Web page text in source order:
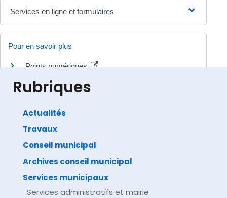
Services en ligne et formulaires
Pour en savoir plus
Points numériques
Direction de l'information légale et administrative
Rubriques
Actualités
Travaux
Conseil municipal
Archives conseil municipal
Services municipaux
Services administratifs et mairie